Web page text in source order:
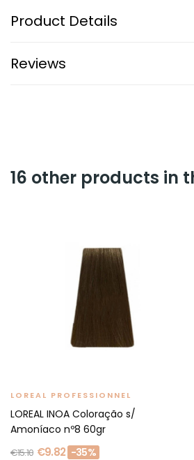
Product Details
Reviews
16 other products in
LOREAL PROFESSIONNEL
LOREAL INOA Coloração s/
Amoníaco nº8 60gr
€15.10 €9.82 -35%